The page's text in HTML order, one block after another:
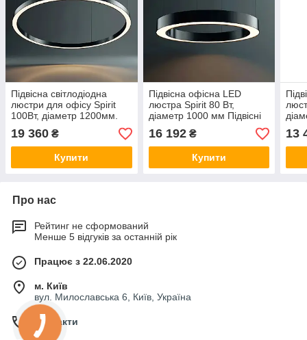
Підвісна світлодіодна
люстри для офісу Spirit
100Вт, діаметр 1200мм.
Освітлення для магазину,
бару, кафе
19 360 ₴
Купити
Підвісна офісна LED
люстра Spirit 80 Вт,
діаметр 1000 мм Підвісні
офісу, магазину
16 192₴
Купити
13
Про нас
Рейтинг не сформований
Менше 5 відгуків за останній рік
Працює з 22.06.2020
м. Київ
вул. Милославська 6, Київ, Україна
Контакти